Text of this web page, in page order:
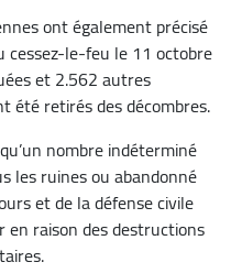
ont également précisé
cessez-le-feu le 11 octobre
et 2.562 autres
été retirés des décombres.
nombre indéterminé
les ruines ou abandonné
et de la défense civile
en raison des destructions